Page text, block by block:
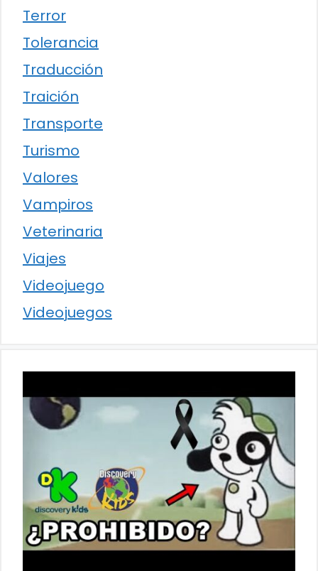
Terror
Tolerancia
Traducción
Traición
Transporte
Turismo
Valores
Vampiros
Veterinaria
Viajes
Videojuego
Videojuegos